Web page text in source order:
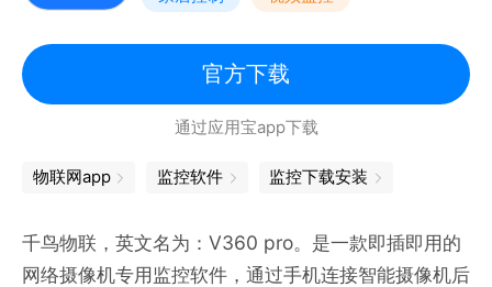
官方下载
通过应用宝app下载
物联网app 监控软件 监控下载安装
千鸟物联，英文名为：V360 pro。是一款即插即用的
网络摄像机专用监控软件，通过手机连接智能摄像机后